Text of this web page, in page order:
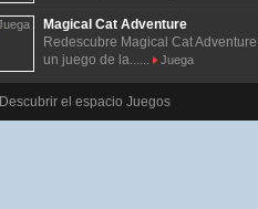
Magical Cat Adventure
Redescubre Magical Cat
un juego de la......
Juega
Descubrir el espacio Juegos